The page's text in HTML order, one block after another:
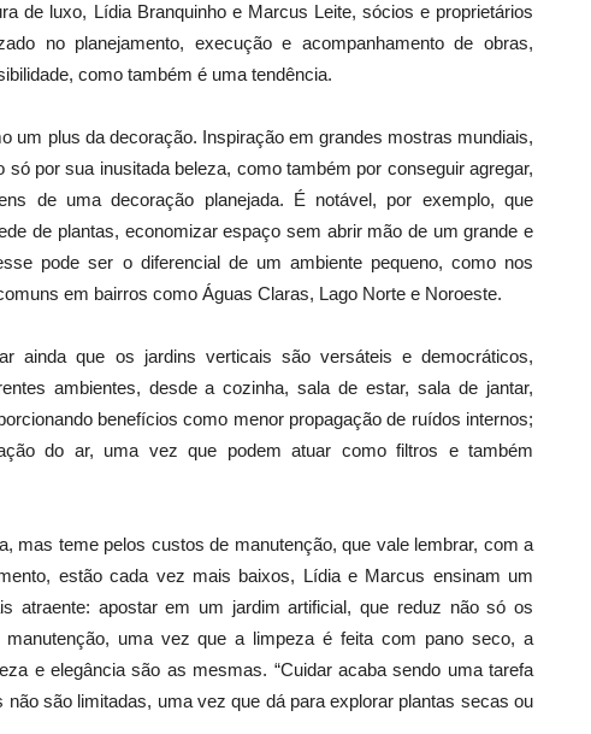
de luxo, Lídia Branquinho e Marcus Leite, sócios e proprietários
no planejamento, execução e acompanhamento de obras,
como também é uma tendência.
um plus da decoração. Inspiração em grandes mostras mundiais,
por sua inusitada beleza, como também por conseguir agregar,
de uma decoração planejada. É notável, por exemplo, que
de plantas, economizar espaço sem abrir mão de um grande e
pode ser o diferencial de um ambiente pequeno, como nos
em bairros como Águas Claras, Lago Norte e Noroeste.
ainda que os jardins verticais são versáteis e democráticos,
ambientes, desde a cozinha, sala de estar, sala de jantar,
benefícios como menor propagação de ruídos internos;
do ar, uma vez que podem atuar como filtros e também
mas teme pelos custos de manutenção, que vale lembrar, com a
estão cada vez mais baixos, Lídia e Marcus ensinam um
atraente: apostar em um jardim artificial, que reduz não só os
uma vez que a limpeza é feita com pano seco, a
e elegância são as mesmas. “Cuidar acaba sendo uma tarefa
são limitadas, uma vez que dá para explorar plantas secas ou